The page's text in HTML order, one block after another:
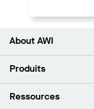
About AWI
À propos de nous
Espace presse
Produits
Plafonds
Ressources